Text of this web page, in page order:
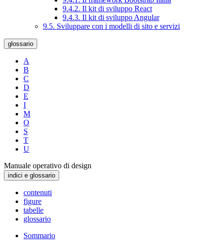
9.4.2. Il kit di sviluppo React
9.4.3. Il kit di sviluppo Angular
9.5. Sviluppare con i modelli di sito e servizi
glossario
A
B
C
D
E
I
M
O
S
T
U
Manuale operativo di design
indici e glossario
contenuti
figure
tabelle
glossario
Sommario